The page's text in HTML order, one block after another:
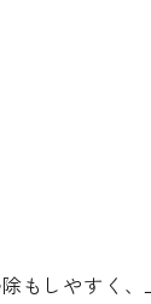
しやすく、